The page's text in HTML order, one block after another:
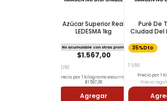
Azúcar Superior Real
LEDESMA 1kg
No acumulable con otras promos
$1.567,00
1 UNI
Precio por 1 Kilogramo escurrido:
$1.567,00
Agregar
Puré De
Ciudad Del
35%Dto
1 UNI
Precio por 1
Precio